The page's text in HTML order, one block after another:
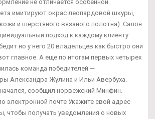
не отличается особенной
имитируют окрас леопардовой шкуры,
и шерстяного вязаного полотна). Салон
подход к каждому клиенту.
но у него 20 владельцев как быстро они
главное. А еще по итогам первых четырех
команда победителей —
Александра Жулина и Ильи Авербуха.
сообщил норвежский Минфин.
электронной почте Укажите свой адрес
чтобы получать уведомления о новых